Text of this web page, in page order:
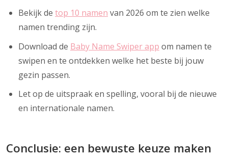
Bekijk de top 10 namen van 2026 om te zien welke
namen trending zijn.
Download de Baby Name Swiper app om namen te
swipen en te ontdekken welke het beste bij jouw
gezin passen.
Let op de uitspraak en spelling, vooral bij de nieuwe
en internationale namen.
Conclusie: een bewuste keuze maken